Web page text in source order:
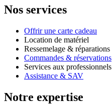
Nos services
Offrir une carte cadeau
Location de matériel
Ressemelage & réparations
Commandes & réservations
Services aux professionnels
Assistance & SAV
Notre expertise